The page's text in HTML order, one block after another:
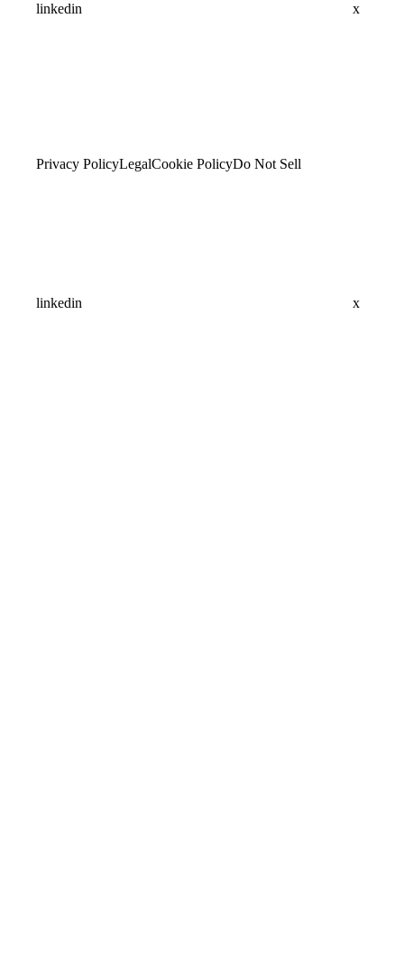
linkedin x
Privacy PolicyLegalCookie PolicyDo Not Sell
linkedin x